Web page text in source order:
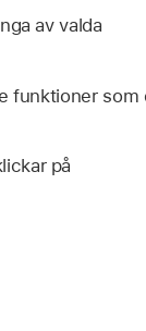
av valda
funktioner som
på